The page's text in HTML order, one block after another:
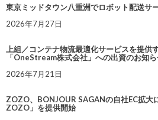
東京ミッドタウン八重洲でロボット配送サ
2026年7月27日
上組／コンテナ物流最適化サービスを提供
「OneStream株式会社」への出資のお知
2026年7月21日
ZOZO、BONJOUR SAGANの自社EC拡
ZOZO」を提供開始